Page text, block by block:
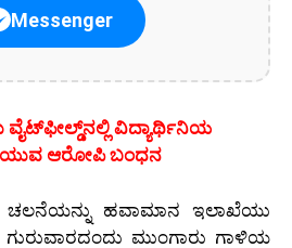
Messenger
ವೈಟ್‌ಫೀಲ್ಡ್‌ನಲ್ಲಿ ವಿದ್ಯಾರ್ಥಿನಿಯ
ಆಯುವ ಆರೋಪಿ ಬಂಧನ
ಚಲನೆಯನ್ನು ಹವಾಮಾನ ಇಲಾಖೆಯು
ಗುರುವಾರದಂದು ಮುಂಗಾರು ಗಾಳಿಯ